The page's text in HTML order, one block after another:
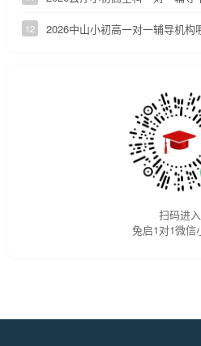
12 2026中山小初高一对一辅导机
扫码进入
兔启1对1微信